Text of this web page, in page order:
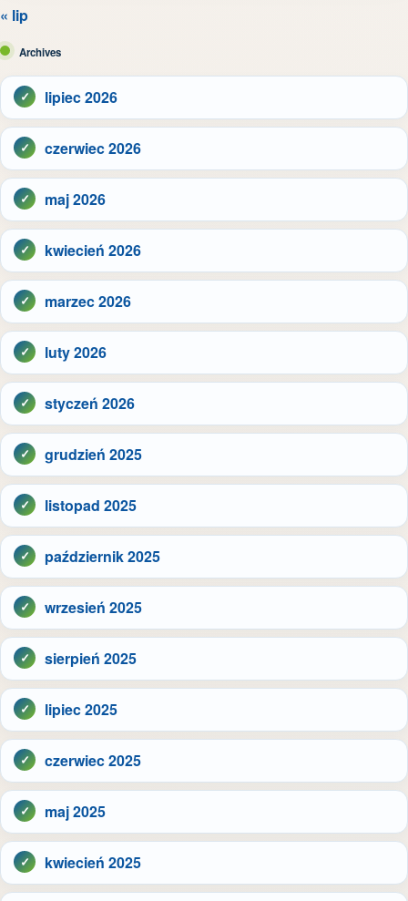
« lip
Archives
lipiec 2026
czerwiec 2026
maj 2026
kwiecień 2026
marzec 2026
luty 2026
styczeń 2026
grudzień 2025
listopad 2025
październik 2025
wrzesień 2025
sierpień 2025
lipiec 2025
czerwiec 2025
maj 2025
kwiecień 2025